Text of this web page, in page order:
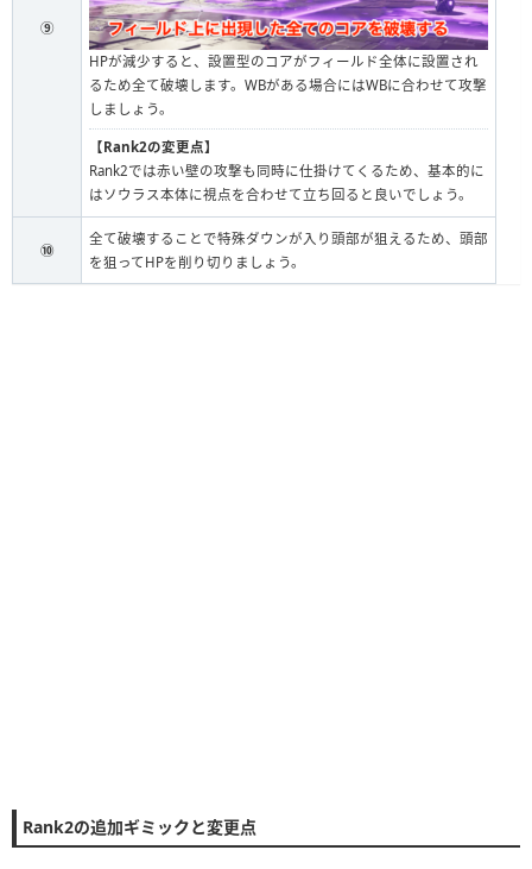
⑨
HPが減少すると、設置型のコアがフィールド全体に設置され
るため全て破壊します。WBがある場合にはWBに合わせて攻撃
しましょう。
【Rank2の変更点】
Rank2では赤い壁の攻撃も同時に仕掛けてくるため、基本的に
はソウラス本体に視点を合わせて立ち回ると良いでしょう。
⑩
全て破壊することで特殊ダウンが入り頭部が狙えるため、頭部
を狙ってHPを削り切りましょう。
Rank2の追加ギミックと変更点